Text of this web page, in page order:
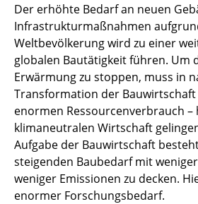
Der erhöhte Bedarf an neuen
Infrastrukturmaßnahmen
Weltbevölkerung wird zu einer
globalen Bautätigkeit führen. Um
Erwärmung zu stoppen, muss in
Transformation der
enormen Ressourcenverbrauch –
klimaneutralen Wirtschaft
Aufgabe der Bauwirtschaft
steigenden Baubedarf mit
weniger Emissionen zu decken.
enormer Forschungsbedarf.